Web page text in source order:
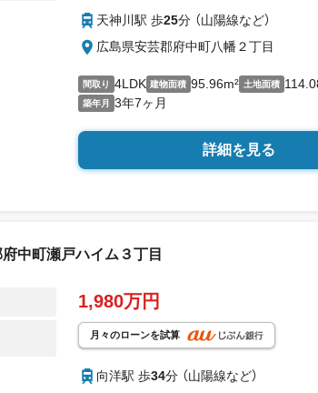
天神川駅 歩25分 （山陽線など）
広島県安芸郡府中町八幡２丁目
間取り 4LDK 建物面積 95.96m² 土地面積
築年月 3年7ヶ月
詳細を見る
中町瀬戸ハイム３丁目
1,980万円
月々のローンを試算
向洋駅 歩34分 （山陽線など）